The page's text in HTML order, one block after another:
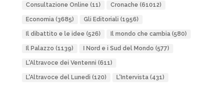
Consultazione Online (11) Cronache (61012)
Economia(3685) Gli Editoriali (1956)
Il dibattito e le idee (526) Il mondo che cambia(580)
Il Palazzo (1139) I Nord e i Sud del Mondo (577)
L'Altravoce dei Ventenni (611)
L'Altravoce del Lunedì (120) L'Intervista(431)